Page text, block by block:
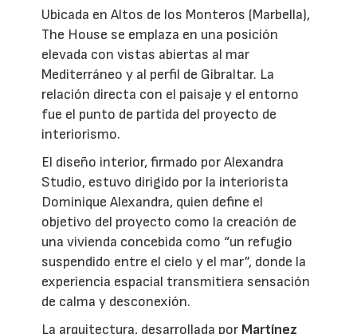
Ubicada en Altos de los Monteros (Marbella),
The House se emplaza en una posición
elevada con vistas abiertas al mar
Mediterráneo y al perfil de Gibraltar. La
relación directa con el paisaje y el entorno
fue el punto de partida del proyecto de
interiorismo.
El diseño interior, firmado por Alexandra
Studio, estuvo dirigido por la interiorista
Dominique Alexandra, quien define el
objetivo del proyecto como la creación de
una vivienda concebida como “un refugio
suspendido entre el cielo y el mar”, donde la
experiencia espacial transmitiera sensación
de calma y desconexión.
La arquitectura, desarrollada por Martínez